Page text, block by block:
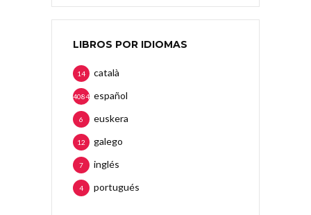
LIBROS POR IDIOMAS
català
14
español
4084
euskera
6
galego
12
inglés
7
portugués
4